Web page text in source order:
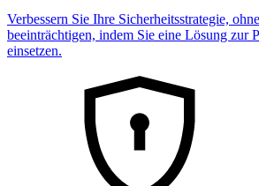
Verbessern Sie Ihre Sicherheitsstrategie,
beeinträchtigen, indem Sie eine Lösung zur
einsetzen.